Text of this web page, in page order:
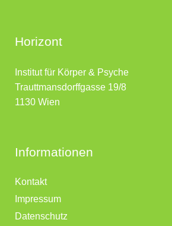
Horizont
Institut für Körper & Psyche
Trauttmansdorffgasse 19/8
1130 Wien
Informationen
Kontakt
Impressum
Datenschutz